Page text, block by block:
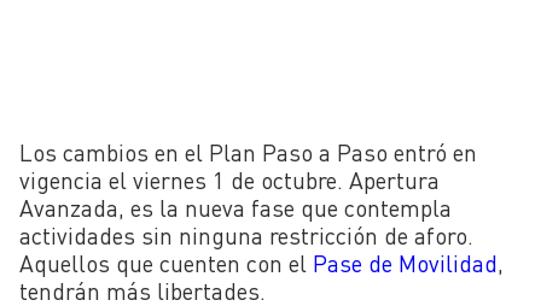
Los cambios en el Plan Paso a Paso entró en
vigencia el viernes 1 de octubre. Apertura
Avanzada, es la nueva fase que contempla
actividades sin ninguna restricción de aforo.
Aquellos que cuenten con el Pase de Movilidad
tendrán más libertades.